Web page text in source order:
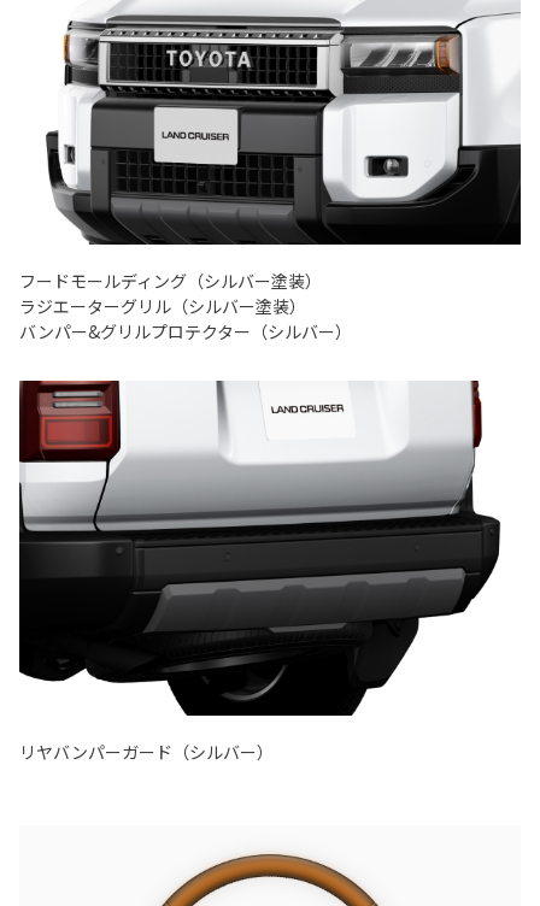
フードモールディング（シルバー塗装）
ラジエーターグリル（シルバー塗装）
バンパー&グリルプロテクター（シルバー）
リヤバンパーガード（シルバー）